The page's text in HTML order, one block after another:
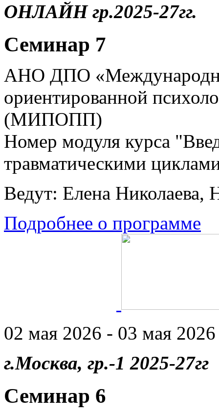
ОНЛАЙН гр.2025-27гг.
Семинар 7
АНО ДПО
ориентированной
(МИПОПП)
Номер модуля курса
травматическими
Ведут: Елена Николаева,
Подробнее о программе
02 мая 2026 - 03 мая 2026
г.Москва, гр.-1 2025-27гг
Семинар 6